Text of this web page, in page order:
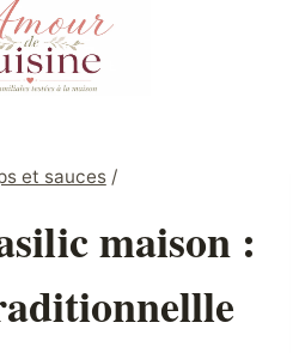
et sauces /
maison :